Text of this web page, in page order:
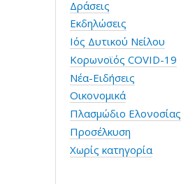
Δράσεις
Εκδηλώσεις
Ιός Δυτικού Νείλου
Κορωνοϊός COVID-19
Νέα-Ειδήσεις
Οικονομικά
Πλασμώδιο Ελονοσίας
Προσέλκυση
Χωρίς κατηγορία